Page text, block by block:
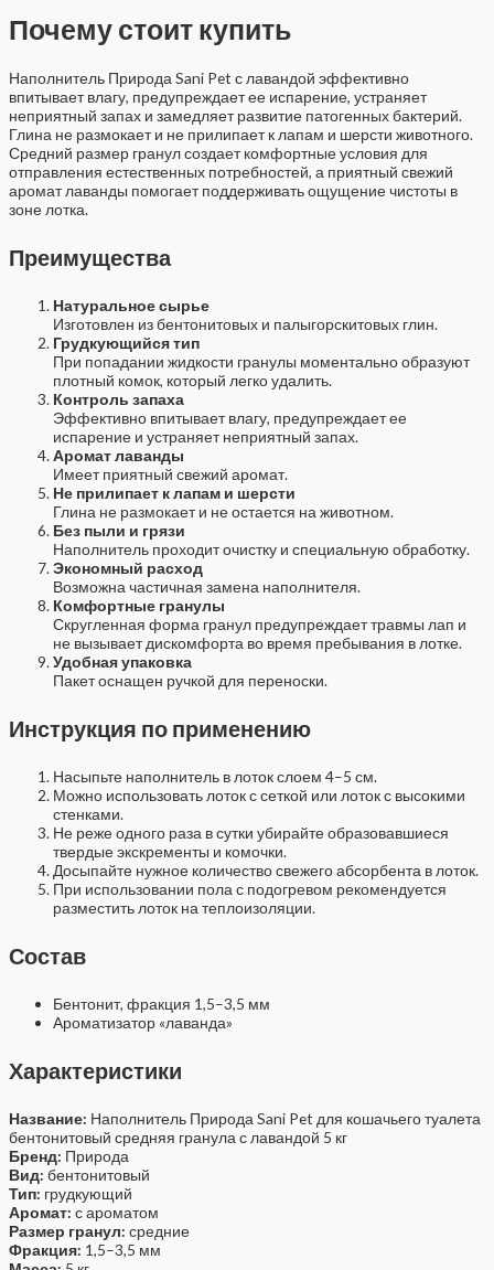
Почему стоит купить
Наполнитель Природа Sani Pet с лавандой эффективно
впитывает влагу, предупреждает ее испарение, устраняет
неприятный запах и замедляет развитие патогенных бактерий.
Глина не размокает и не прилипает к лапам и шерсти животного.
Средний размер гранул создает комфортные условия для
отправления естественных потребностей, а приятный свежий
аромат лаванды помогает поддерживать ощущение чистоты в
зоне лотка.
Преимущества
Натуральное сырье
Изготовлен из бентонитовых и палыгорскитовых глин.
Грудкующийся тип
При попадании жидкости гранулы моментально образуют
плотный комок, который легко удалить.
Контроль запаха
Эффективно впитывает влагу, предупреждает ее
испарение и устраняет неприятный запах.
Аромат лаванды
Имеет приятный свежий аромат.
Не прилипает к лапам и шерсти
Глина не размокает и не остается на животном.
Без пыли и грязи
Наполнитель проходит очистку и специальную обработку.
Экономный расход
Возможна частичная замена наполнителя.
Комфортные гранулы
Скругленная форма гранул предупреждает травмы лап и
не вызывает дискомфорта во время пребывания в лотке.
Удобная упаковка
Пакет оснащен ручкой для переноски.
Инструкция по применению
Насыпьте наполнитель в лоток слоем 4–5 см.
Можно использовать лоток с сеткой или лоток с высокими
стенками.
Не реже одного раза в сутки убирайте образовавшиеся
твердые экскременты и комочки.
Досыпайте нужное количество свежего абсорбента в лоток.
При использовании пола с подогревом рекомендуется
разместить лоток на теплоизоляции.
Состав
Бентонит, фракция 1,5–3,5 мм
Ароматизатор «лаванда»
Характеристики
Название: Наполнитель Природа Sani Pet для кошачьего туалета
бентонитовый средняя гранула с лавандой 5 кг
Бренд: Природа
Вид: бентонитовый
Тип: грудкующий
Аромат: с ароматом
Размер гранул: средние
Фракция: 1,5–3,5 мм